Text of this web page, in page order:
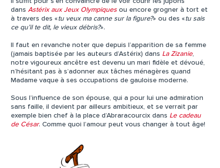
dansAstérix aux Jeux Olympiques ou encore grogner à tort et
à travers des «tu veux ma canne sur la figure?» ou des «tu sais
ce qu’il te dit, le vieux débris?».
Il faut en revanche noter que depuis l’apparition de sa femme
(jamais baptisée par les auteurs d’Astérix) dans La Zizanie,
notre vigoureux ancêtre est devenu un mari fidèle et dévoué,
n’hésitant pas à s’adonner aux tâches ménagères quand
Madame vaque à ses occupations de gauloise moderne.
Sous l’influence de son épouse, qui a pour lui une admiration
sans faille, il devient par ailleurs ambitieux, et se verrait par
exemple bien chef à la place d’Abraracourcix dans Le cadeau
de César. Comme quoi l’amour peut vous changer à tout âge!